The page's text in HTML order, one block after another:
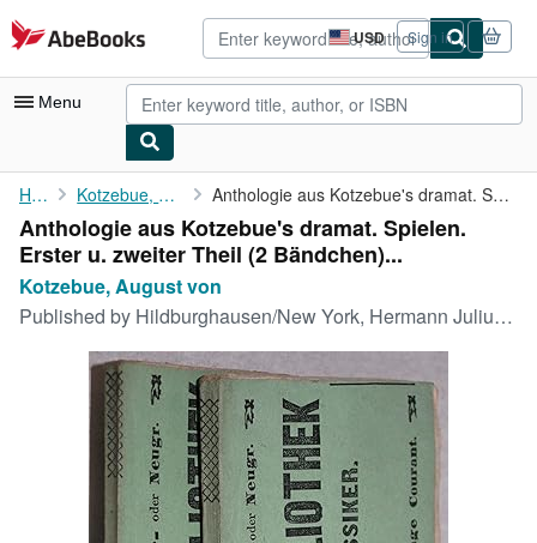
Skip to main content
AbeBooks.com USD
Site
shopping
preferences
Sign in
Menu
My Account
My Purchases
Advanced Search
Browse Collections
Rare Books
Art & Collectibles
Home Kotzebue, August von Anthologie aus Kotzebue's dramat. Spielen. Erster u. zweiter ...
Anthologie aus Kotzebue's dramat. Spielen.
Erster u. zweiter Theil (2 Bändchen)...
Kotzebue, August von
Published by Hildburghausen/New York, Hermann Julius Meyer (Bibliogr. Institut), o. J. (um 1860)., 1860